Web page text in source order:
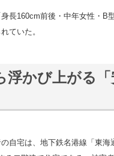
長160cm前後・中年女性・B
ていた。
浮かび上がる「
自宅は、地下鉄名港線「東海